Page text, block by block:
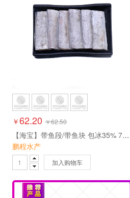
￥62.20 ￥62.50
【海宝】带鱼段/带鱼块
鹏程水产
加入购物车